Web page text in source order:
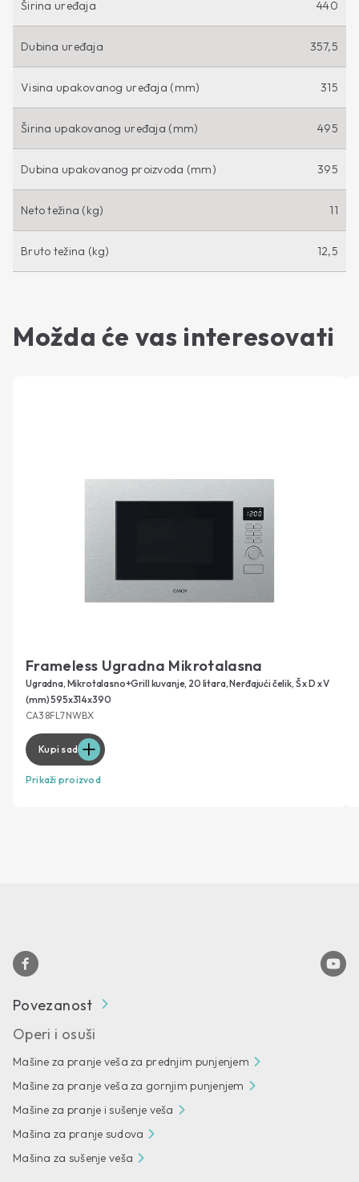
Širina uređaja 440
Dubina uređaja 357,5
Visina upakovanog uređaja (mm) 315
Širina upakovanog uređaja (mm) 495
Dubina upakovanog proizvoda (mm) 395
Neto težina (kg) 11
Bruto težina (kg) 12,5
Možda će vas interesovati
Frameless Ugradna Mikrotalasna
Ugradna, Mikrotalasno+Grill kuvanje, 20 litara, Nerđajući čelik, Š x D x V
(mm) 595x314x390
CA38FL7NWBX
Kupi sad
Prikaži proizvod
Povezanost
Operi i osuši
Mašine za pranje veša za prednjim punjenjem
Mašine za pranje veša za gornjim punjenjem
Mašine za pranje i sušenje veša
Mašina za pranje sudova
Mašina za sušenje veša